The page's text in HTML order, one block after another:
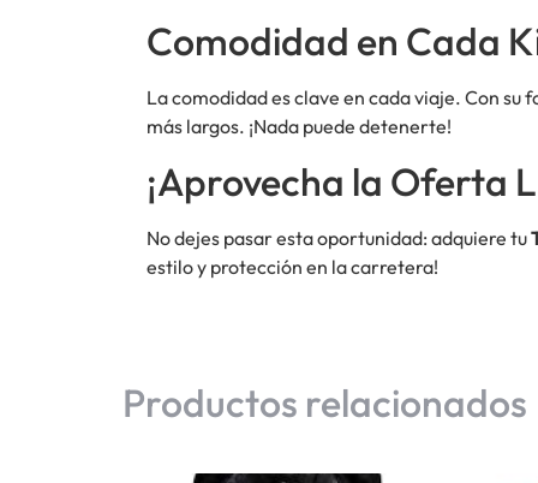
Comodidad en Cada
La comodidad es clave en cada viaje. Con
más largos. ¡Nada puede detenerte!
¡Aprovecha la Oferta
No dejes pasar esta oportunidad: adquiere tu
estilo y protección en la carretera!
Productos relacionados